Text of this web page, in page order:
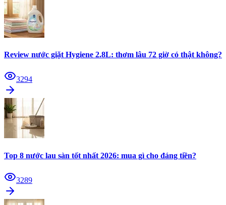
Review nước giặt Hygiene 2.8L: thơm lâu 72 giờ có thật không?
3294
Top 8 nước lau sàn tốt nhất 2026: mua gì cho đáng tiền?
3289